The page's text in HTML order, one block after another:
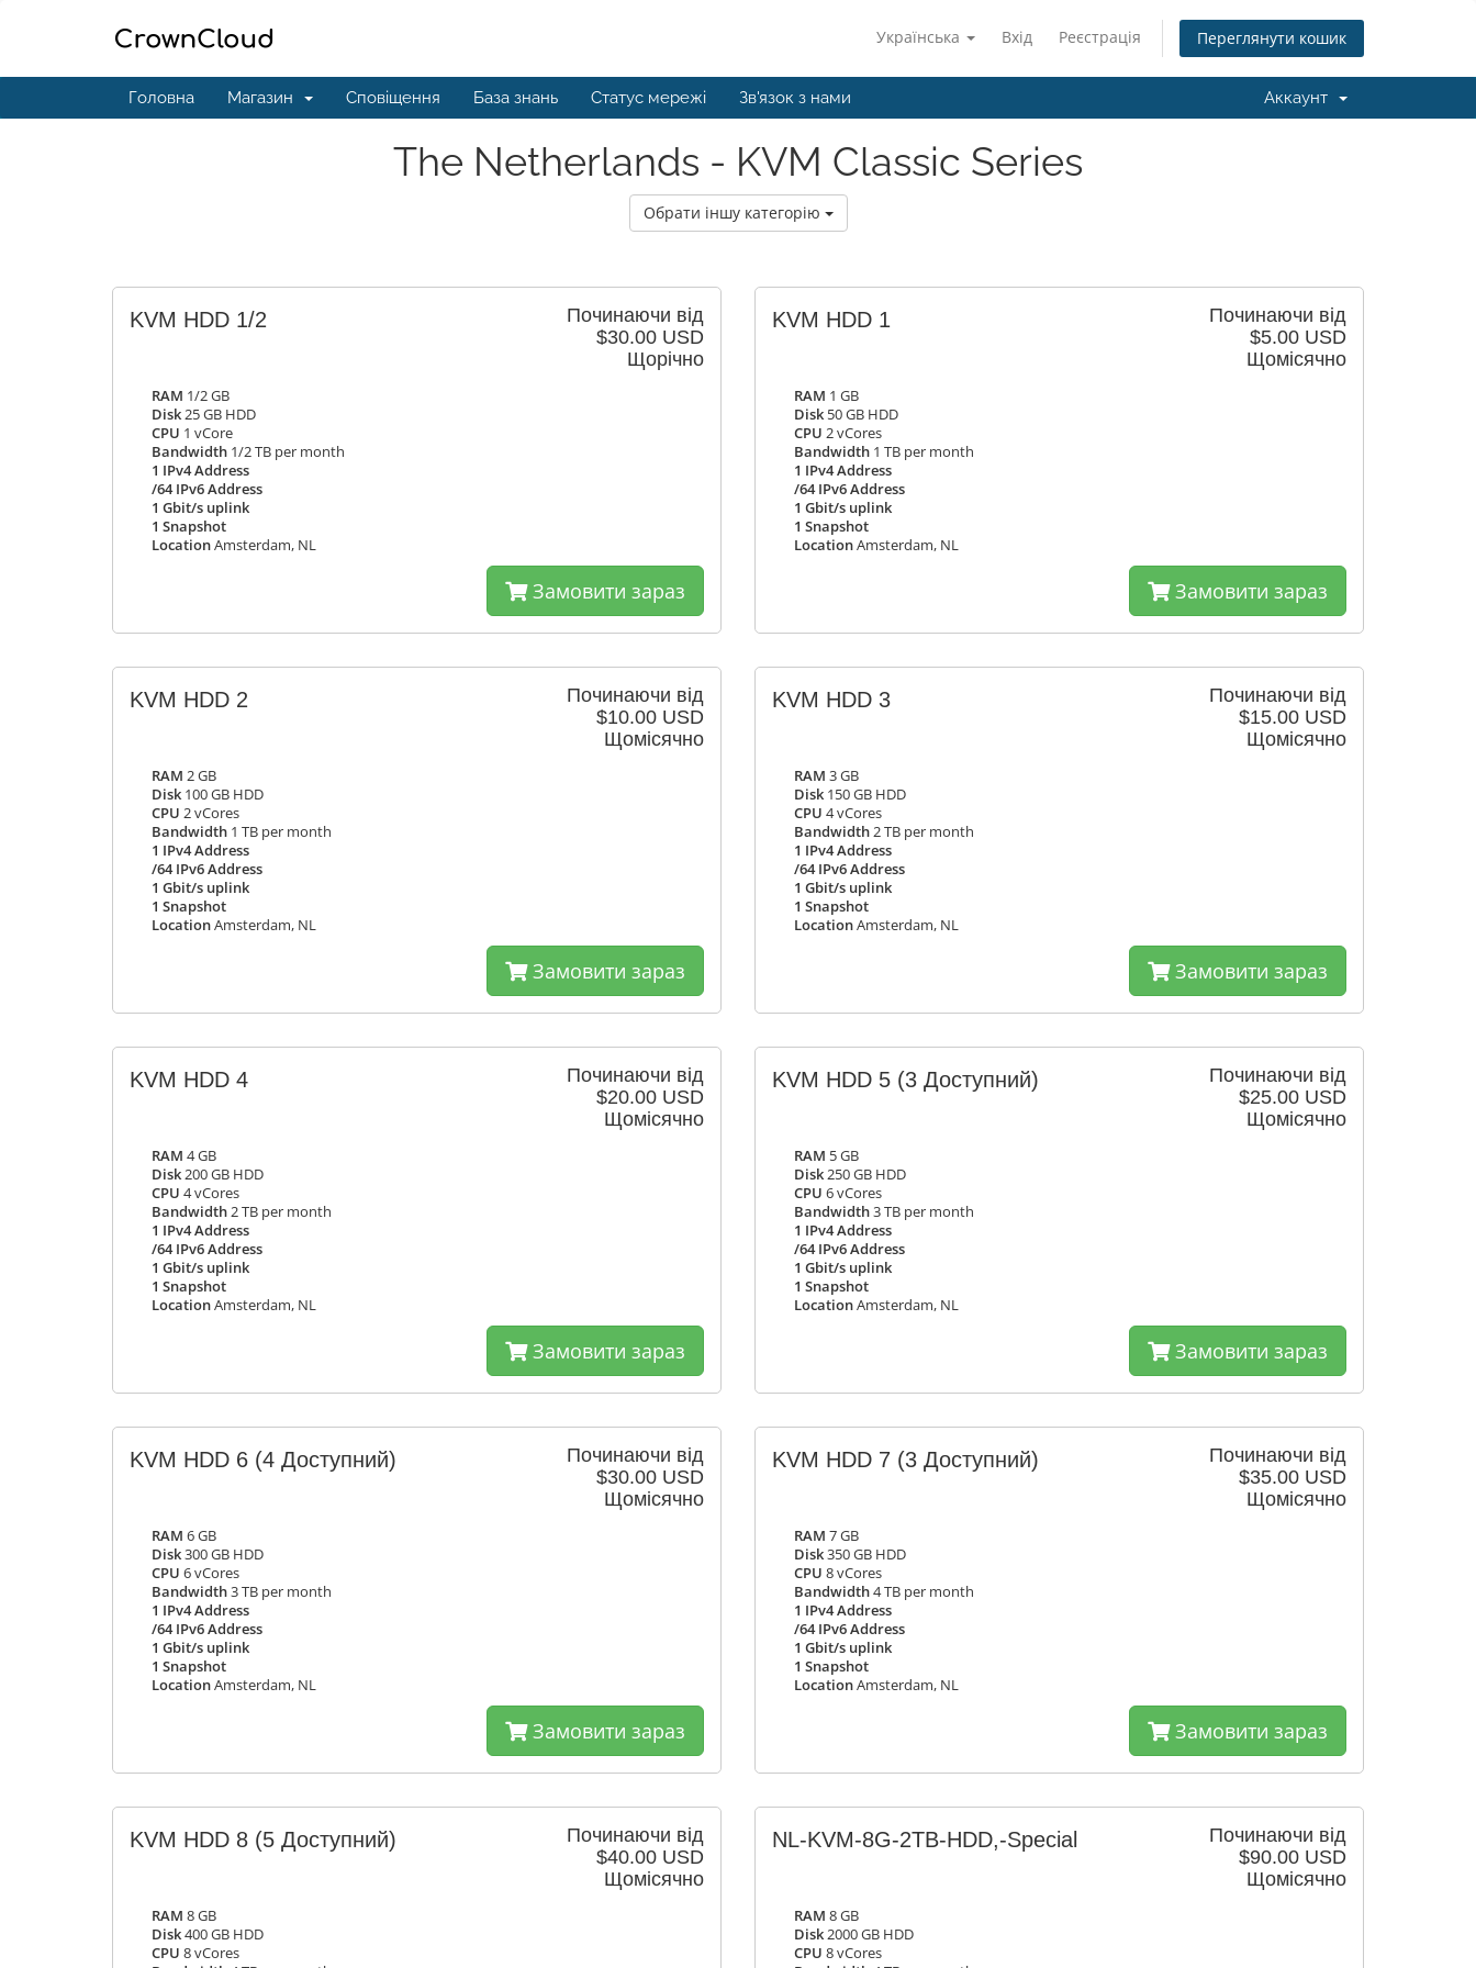
Українська Вхід Реєстрація Переглянути кошик
Головна Магазин Сповіщення База знань Статус мережі Зв'язок з нами Аккаунт
The Netherlands - KVM Classic Series
Обрати іншу категорію
Починаючи від
$30.00 USD
Щорічно
KVM HDD 1/2
RAM 1/2 GB
Disk25 GB HDD
CPU 1 vCore
Bandwidth 1/2 TB per month
1 IPv4 Address
/64 IPv6 Address
1 Gbit/s uplink
1 Snapshot
LocationAmsterdam, NL
Замовити зараз
Починаючи від
$5.00 USD
Щомісячно
KVM HDD 1
RAM 1 GB
Disk 50 GB HDD
CPU 2 vCores
Bandwidth 1 TB per month
1 IPv4 Address
/64 IPv6 Address
1 Gbit/s uplink
1 Snapshot
LocationAmsterdam, NL
Замовити зараз
Починаючи від
$10.00 USD
Щомісячно
KVM HDD 2
RAM 2 GB
Disk 100 GB HDD
CPU 2 vCores
Bandwidth 1 TB per month
1 IPv4 Address
/64 IPv6 Address
1 Gbit/s uplink
1 Snapshot
LocationAmsterdam, NL
Замовити зараз
Починаючи від
$15.00 USD
Щомісячно
KVM HDD 3
RAM 3 GB
Disk 150 GB HDD
CPU 4 vCores
Bandwidth2 TB per month
1 IPv4 Address
/64 IPv6 Address
1 Gbit/s uplink
1 Snapshot
LocationAmsterdam, NL
Замовити зараз
Починаючи від
$20.00 USD
Щомісячно
KVM HDD 4
RAM 4 GB
Disk200 GB HDD
CPU 4 vCores
Bandwidth2 TB per month
1 IPv4 Address
/64 IPv6 Address
1 Gbit/s uplink
1 Snapshot
LocationAmsterdam, NL
Замовити зараз
Починаючи від
$25.00 USD
Щомісячно
KVM HDD 5 (3 Доступний)
RAM 5 GB
Disk250 GB HDD
CPU 6 vCores
Bandwidth3 TB per month
1 IPv4 Address
/64 IPv6 Address
1 Gbit/s uplink
1 Snapshot
LocationAmsterdam, NL
Замовити зараз
Починаючи від
$30.00 USD
Щомісячно
KVM HDD 6 (4 Доступний)
RAM 6 GB
Disk300 GB HDD
CPU 6 vCores
Bandwidth3 TB per month
1 IPv4 Address
/64 IPv6 Address
1 Gbit/s uplink
1 Snapshot
LocationAmsterdam, NL
Замовити зараз
Починаючи від
$35.00 USD
Щомісячно
KVM HDD 7 (3 Доступний)
RAM 7 GB
Disk350 GB HDD
CPU 8 vCores
Bandwidth4 TB per month
1 IPv4 Address
/64 IPv6 Address
1 Gbit/s uplink
1 Snapshot
LocationAmsterdam, NL
Замовити зараз
Починаючи від
$40.00 USD
Щомісячно
KVM HDD 8 (5 Доступний)
RAM 8 GB
Disk400 GB HDD
CPU 8 vCores
Починаючи від
$90.00 USD
Щомісячно
NL-KVM-8G-2TB-HDD,-Special
RAM 8 GB
Disk2000 GB HDD
CPU 8 vCores